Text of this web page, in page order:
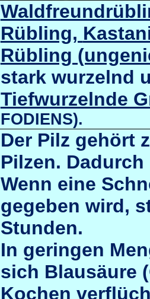
Rübling,
Rübling
stark wurzelnd
Tiefwurzelnde
FODIENS).
Der Pilz gehört
Pilzen.
Wenn eine
gegeben wird,
Stunden.
In geringen
sich Blausäure
Kochen